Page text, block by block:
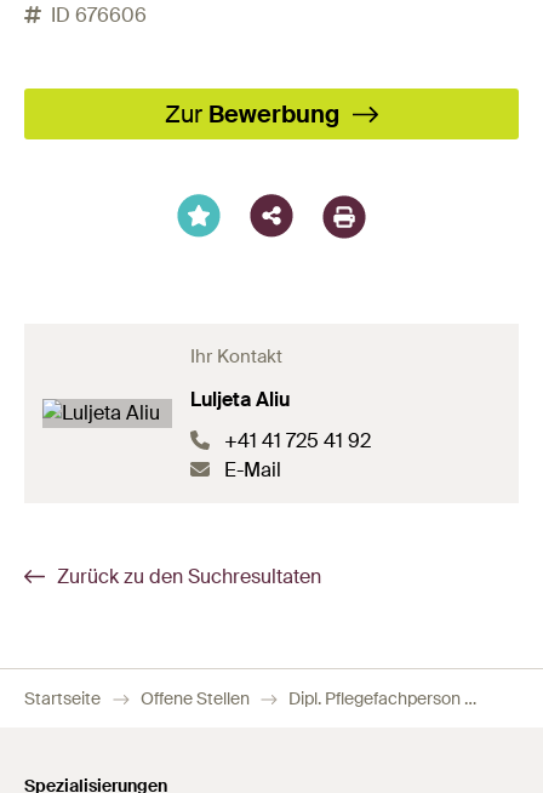
ID 676606
Zur Bewerbung
Facebook
X LinkedIn
XING
Ihr Kontakt
Luljeta Aliu
+41 41 725 41 92
E-Mail
Zurück zu den Suchresultaten
Startseite Offene Stellen Dipl. Pflegefachperson HF/FH Chirurgie – Temporär
Spezialisierungen